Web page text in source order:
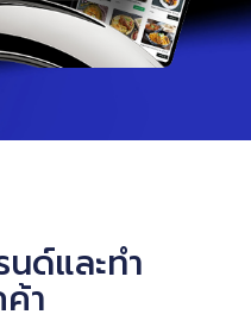
ด์และทำ
า